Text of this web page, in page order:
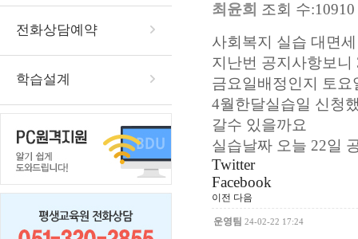
전화상담예약
학습설계
최윤희 조회 수:10910
사회복지 실습 대면
지난번 공지사항보
금요일배정인지 토
4월한달실습일 신청
갈수 있을까요
실습날짜 오늘 22일
Twitter
Facebook
이전 다음
운영팀 24-02-22 17:24